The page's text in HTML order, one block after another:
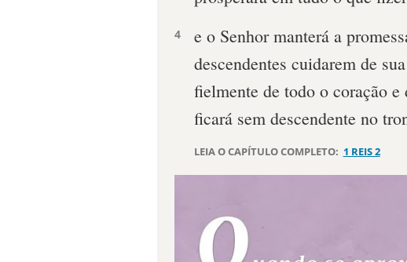
4
e o Senhor manterá a
descendentes cuidarem de
fielmente de todo o coração
ficará sem descendente no
LEIA O CAPÍTULO COMPLETO: 1 REIS 2